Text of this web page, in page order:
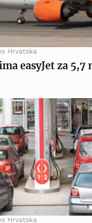
Hrvatska
easyJet za
Hrvatska